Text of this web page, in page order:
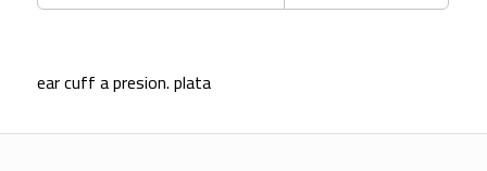
ear cuff a presion. plata